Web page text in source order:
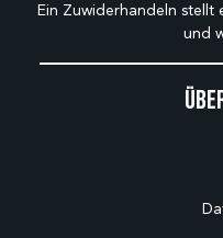
Ein Zuwiderhandeln stellt
und